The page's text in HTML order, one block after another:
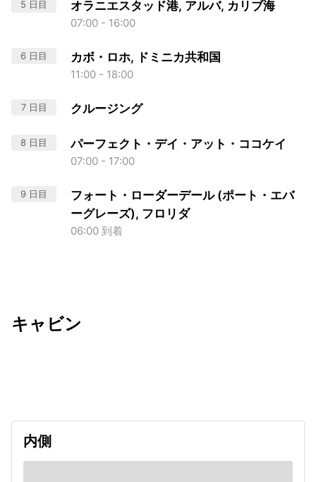
5 日目 オラニエスタッド港, アルバ, カリブ海
07:00 - 16:00
6 日目 カボ・ロホ, ドミニカ共和国
11:00 - 18:00
7 日目 クルージング
8 日目 パーフェクト・デイ・アット・ココケイ
07:00 - 17:00
9 日目
フォート・ローダーデール (ポート・エバ
ーグレーズ), フロリダ
06:00 到着
キャビン
内側